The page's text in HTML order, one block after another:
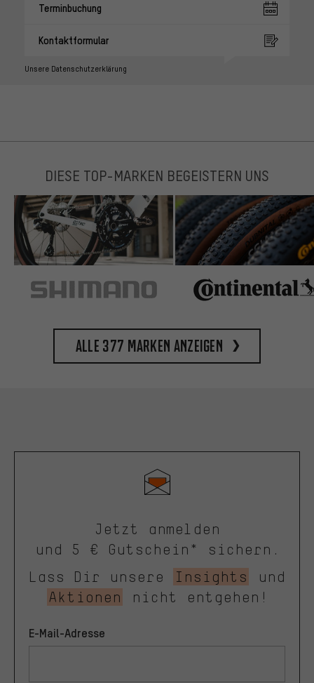
Terminbuchung
Kontaktformular
Unsere Datenschutzerklärung
DIESE TOP-MARKEN BEGEISTERN UNS
Alle 377 Marken anzeigen
Jetzt anmelden
und 5 € Gutschein* sichern.
Lass Dir unsere
Insights
und
Aktionen
nicht entgehen!
E-Mail-Adresse